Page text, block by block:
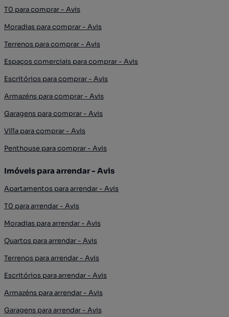
T0 para comprar - Avis
Moradias para comprar - Avis
Terrenos para comprar - Avis
Espaços comerciais para comprar - Avis
Escritórios para comprar - Avis
Armazéns para comprar - Avis
Garagens para comprar - Avis
Villa para comprar - Avis
Penthouse para comprar - Avis
Imóveis para arrendar - Avis
Apartamentos para arrendar - Avis
T0 para arrendar - Avis
Moradias para arrendar - Avis
Quartos para arrendar - Avis
Terrenos para arrendar - Avis
Escritórios para arrendar - Avis
Armazéns para arrendar - Avis
Garagens para arrendar - Avis